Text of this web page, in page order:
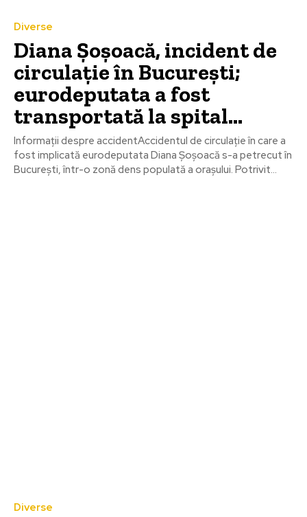
Diverse
Diana Șoșoacă, incident de
circulație în București;
eurodeputata a fost
transportată la spital…
Informații despre accidentAccidentul de circulație în care a
fost implicată eurodeputata Diana Șoșoacă s-a petrecut în
București, într-o zonă dens populată a orașului. Potrivit...
Diverse